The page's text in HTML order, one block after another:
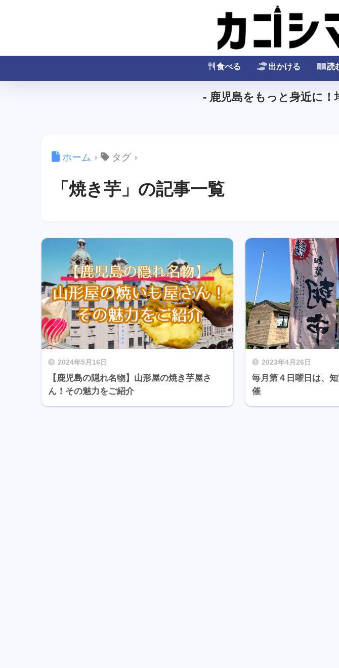
食べる 出かける 読
- 鹿児島をもっと身近に
ホーム タグ
「焼き芋」の記事一覧
2024年5月16日
【鹿児島の隠れ名物】山形屋の焼き芋屋さ
ん！その魅力をご紹介
2023年4月26日
毎月第４日曜日は、
催